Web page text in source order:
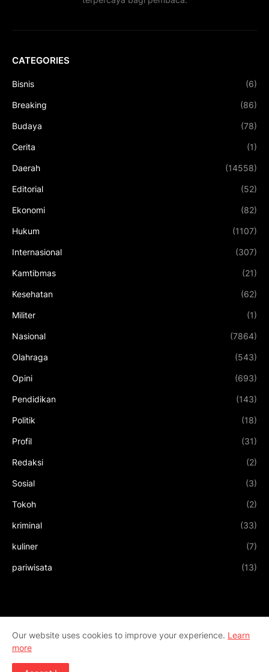
CATEGORIES
Bisnis (6)
Breaking (86)
Budaya (78)
Cerita (1)
Daerah (14558)
Editorial (52)
Ekonomi (82)
Hukum (1107)
Internasional (307)
Kamtibmas (21)
Kesehatan (62)
Militer (1)
Nasional (7864)
Olahraga (543)
Opini (693)
Pendidikan (143)
Politik (18)
Profil (31)
Redaksi (2)
Sosial (3)
Tokoh (2)
kriminal (33)
kuliner (7)
pariwisata (13)
Our website uses cookies to improve your experience. Learn
more